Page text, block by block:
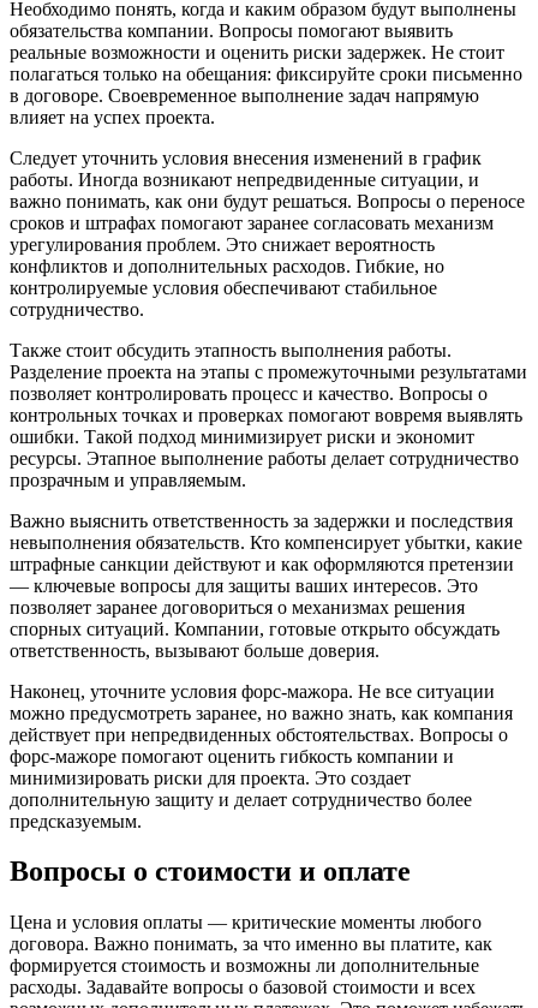
Необходимо понять, когда и каким образом будут выполнены
обязательства компании. Вопросы помогают выявить
реальные возможности и оценить риски задержек. Не стоит
полагаться только на обещания: фиксируйте сроки письменно
в договоре. Своевременное выполнение задач напрямую
влияет на успех проекта.
Следует уточнить условия внесения изменений в график
работы. Иногда возникают непредвиденные ситуации, и
важно понимать, как они будут решаться. Вопросы о переносе
сроков и штрафах помогают заранее согласовать механизм
урегулирования проблем. Это снижает вероятность
конфликтов и дополнительных расходов. Гибкие, но
контролируемые условия обеспечивают стабильное
сотрудничество.
Также стоит обсудить этапность выполнения работы.
Разделение проекта на этапы с промежуточными результатами
позволяет контролировать процесс и качество. Вопросы о
контрольных точках и проверках помогают вовремя выявлять
ошибки. Такой подход минимизирует риски и экономит
ресурсы. Этапное выполнение работы делает сотрудничество
прозрачным и управляемым.
Важно выяснить ответственность за задержки и последствия
невыполнения обязательств. Кто компенсирует убытки, какие
штрафные санкции действуют и как оформляются претензии
— ключевые вопросы для защиты ваших интересов. Это
позволяет заранее договориться о механизмах решения
спорных ситуаций. Компании, готовые открыто обсуждать
ответственность, вызывают больше доверия.
Наконец, уточните условия форс-мажора. Не все ситуации
можно предусмотреть заранее, но важно знать, как компания
действует при непредвиденных обстоятельствах. Вопросы о
форс-мажоре помогают оценить гибкость компании и
минимизировать риски для проекта. Это создает
дополнительную защиту и делает сотрудничество более
предсказуемым.
Вопросы о стоимости и оплате
Цена и условия оплаты — критические моменты любого
договора. Важно понимать, за что именно вы платите, как
формируется стоимость и возможны ли дополнительные
расходы. Задавайте вопросы о базовой стоимости и всех